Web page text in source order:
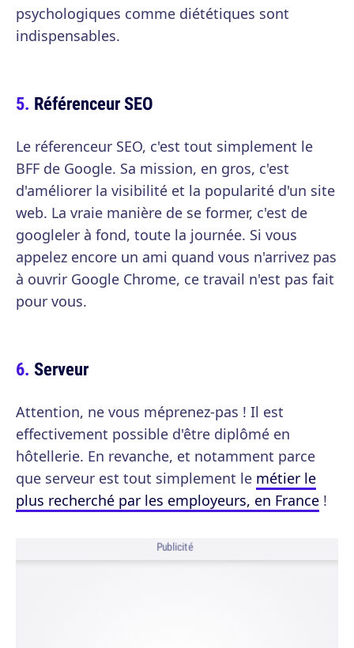
psychologiques comme diététiques sont
indispensables.
Référenceur SEO
Le réferenceur SEO, c'est tout simplement le
BFF de Google. Sa mission, en gros, c'est
d'améliorer la visibilité et la popularité d'un site
web. La vraie manière de se former, c'est de
googleler à fond, toute la journée. Si vous
appelez encore un ami quand vous n'arrivez pas
à ouvrir Google Chrome, ce travail n'est pas fait
pour vous.
Serveur
Attention, ne vous méprenez-pas ! Il est
effectivement possible d'être diplômé en
hôtellerie. En revanche, et notamment parce
que serveur est tout simplement le métier le
plus recherché par les employeurs, en France !
Publicité